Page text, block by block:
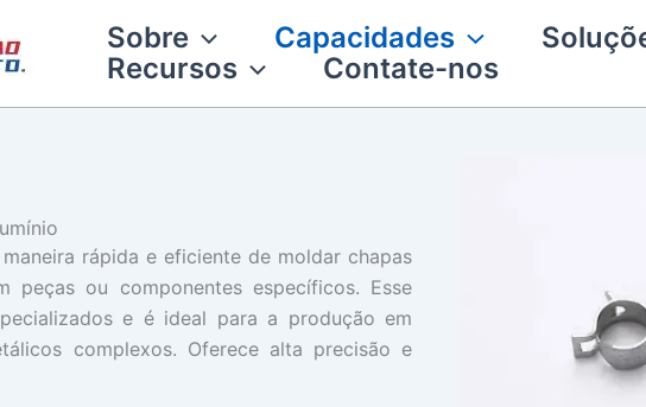
Sobre Capacidades
Recursos
Contate-nos
rápida e eficiente de moldar chapas
ou componentes específicos. Esse
e é ideal para a produção em
complexos. Oferece alta precisão e